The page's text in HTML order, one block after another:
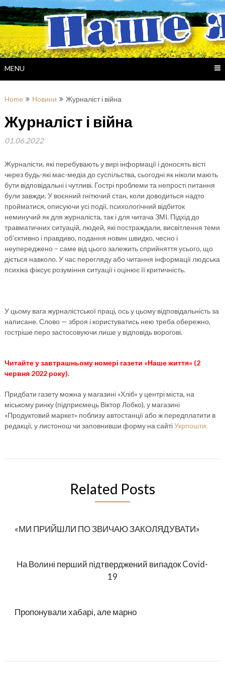
Skip
to
content
MENU
Home Новини Журналіст і війна
Журналіст і війна
01.06.2022
Журналісти, які перебувають у вирі інформації і доносять вісті
через будь-які мас-медіа до суспільства, сьогодні як ніколи мають
бути відповідальні і чутливі. Гострі проблеми та непрості питання
були завжди. У воєнний гнітючий стан, коли доводиться надто
пройматися, описуючи усі події, психологічний відбиток
неминучий як для журналіста, так і для читача ЗМІ. Підхід до
травматичних ситуацій, людей, які постраждали, висвітлення теми
об’єктивно і правдиво, подання новин швидко, чесно і
неупереджено – саме від цього залежить сприйняття усього, що
діється навколо. У час перегляду або читання інформації людська
психіка фіксує розуміння ситуації і оцінює її критичність.
У цьому вага журналістської праці, ось у цьому відповідальність за
написане. Слово — зброя і користуватись нею треба обережно,
гостріше перо застосовуючи лише у відповідь ворогові.
Читайте у завтрашньому номері газети «Наше життя» (2
червня 2022 року).
Придбати газету можна у магазині «Хліб» у центрі міста, на
міському ринку (підприємець Віктор Лобко), у магазині
«Продуктовий маркет» поблизу автостанції або ж передплатити в
редакції, у листонош чи заповнивши форму на сайтіУкрпошти.
Related Posts
«МИ ПРИЙШЛИ ПО ЗВИЧАЮ ЗАКОЛЯДУВАТИ»
На Волині перший підтверджений випадок Covid-
19
Пропонували хабарі, але марно